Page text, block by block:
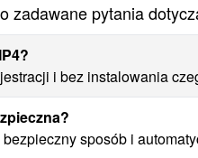
zadawane pytania
i bez instalowania
sposób i